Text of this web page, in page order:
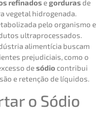
refinados egorduras de
vegetal hidrogenada.
pelo organismo e
ultraprocessados.
alimentícia buscam
prejudiciais, como o
desódio contribui
e retenção de líquidos.
o Sódio